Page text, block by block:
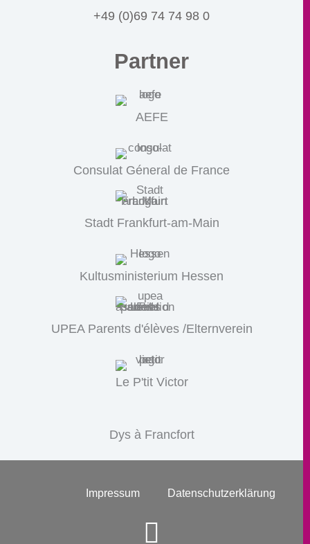
+49 (0)69 74 74 98 0
Partner
AEFE
Consulat Géneral de France
Stadt Frankfurt-am-Main
Kultusministerium Hessen
UPEA Parents d'élèves /Elternverein
Le P'tit Victor
Dys à Francfort
Impressum Datenschutzerklärung